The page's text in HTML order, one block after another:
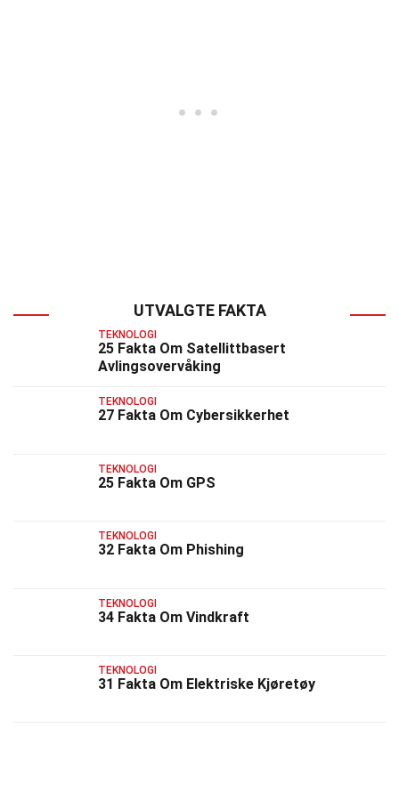
UTVALGTE FAKTA
TEKNOLOGI
25 Fakta Om Satellittbasert
Avlingsovervåking
TEKNOLOGI
27 Fakta Om Cybersikkerhet
TEKNOLOGI
25 Fakta Om GPS
TEKNOLOGI
32 Fakta Om Phishing
TEKNOLOGI
34 Fakta Om Vindkraft
TEKNOLOGI
31 Fakta Om Elektriske Kjøretøy